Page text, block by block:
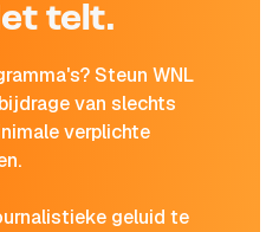
telt.
Steun WNL
van slechts
verplichte
geluid te